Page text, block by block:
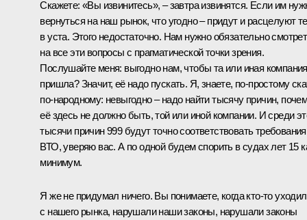
Скажете: «Вы извинитесь», – завтра извинятся. Если им
вернуться на наш рынок, что угодно – придут и расцелуют
в уста. Этого недостаточно. Нам нужно обязательно
на все эти вопросы с прагматической точки зрения.
Послушайте меня: выгодно нам, чтобы та или иная компания
пришла? Значит, её надо пускать. Я, знаете, по-простому
по-народному: невыгодно – надо найти тысячу причин,
её здесь не должно быть, той или иной компании. И среди
тысячи причин 999 будут точно соответствовать
ВТО, уверяю вас. А по одной будем спорить в судах лет 15
минимум.
Я же не придумал ничего. Вы понимаете, когда кто-то уходил
с нашего рынка, нарушали наши законы, нарушали законы